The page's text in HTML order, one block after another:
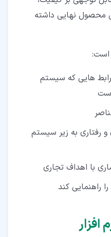
محصول نهایی داشته
است:
هایی که سیستم
رفتاری به زیر سیستم
با اهداف تجاری
راهنمایی کند